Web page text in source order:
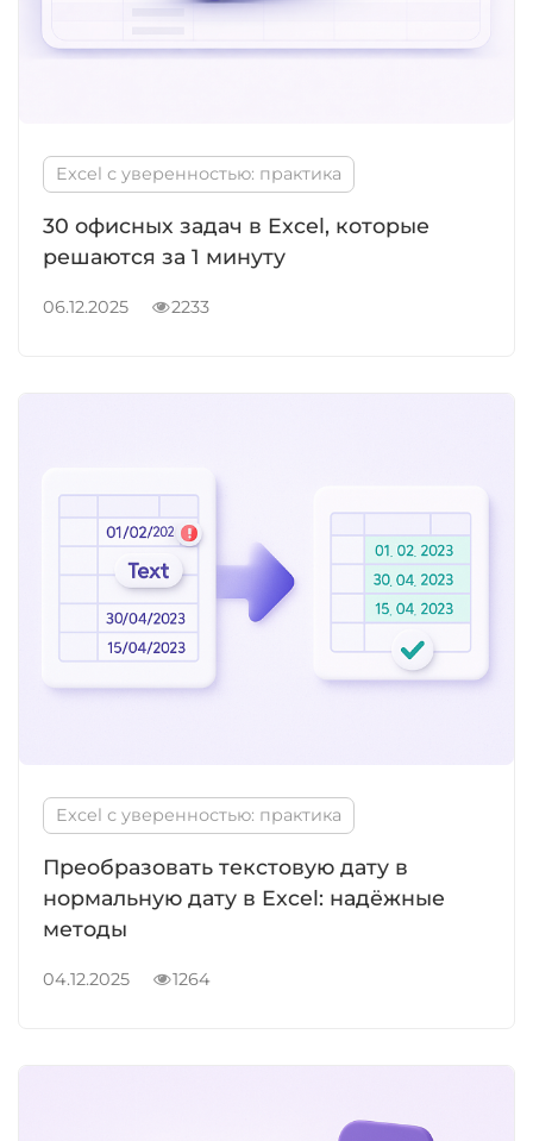
Excel с уверенностью: практика
30 офисных задач в Excel, которые
решаются за 1 минуту
06.12.2025 2233
Excel с уверенностью: практика
Преобразовать текстовую дату в
нормальную дату в Excel: надёжные
методы
04.12.2025 1264